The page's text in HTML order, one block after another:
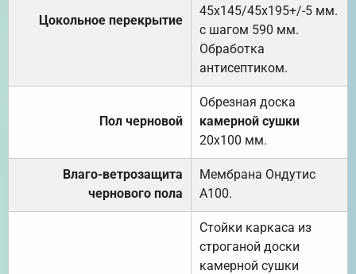
Цокольное перекрытие
45х145/45х195+/-5 мм.
с шагом 590 мм.
Обработка
антисептиком.
Пол черновой
Обрезная доска
камерной сушки
20х100 мм.
Влаго-ветрозащита
чернового пола
Мембрана Ондутис
А100.
Стойки каркаса из
строганой доски
камерной сушки